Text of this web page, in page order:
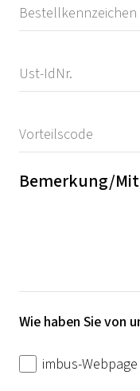
Bemerkung/
Wie haben Sie von
imbus-Webpage